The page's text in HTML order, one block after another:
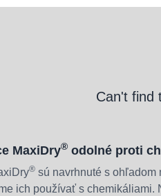
Can't find
MaxiDry® odolné proti
® sú navrhnuté s ohľadom
ich používať s chemikáliami.